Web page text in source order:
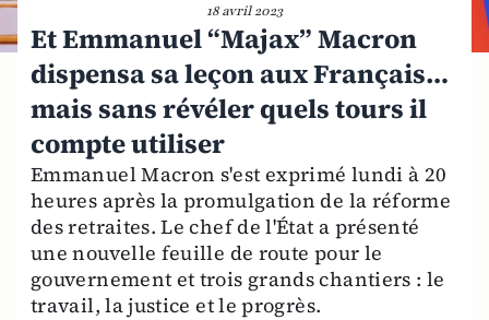
18 avril 2023
Et Emmanuel “Majax” Macron
dispensa sa leçon aux Français…
mais sans révéler quels tours il
compte utiliser
Emmanuel Macron s'est exprimé lundi à 20
heures après la promulgation de la réforme
des retraites. Le chef de l'État a présenté
une nouvelle feuille de route pour le
gouvernement et trois grands chantiers : le
travail, la justice et le progrès.